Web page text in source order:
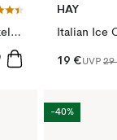
Nordwik Gusseisentopf rund 5 l, Dunkelblau
HAY
Italian Ice
19 €UVP 29
-40%